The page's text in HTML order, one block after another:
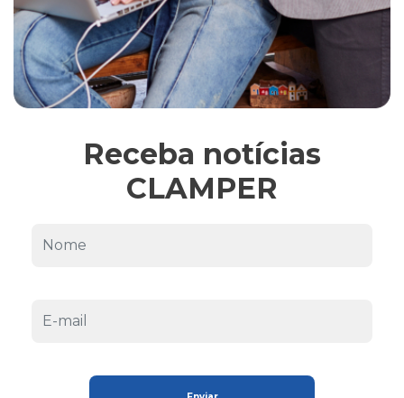
Receba notícias
CLAMPER